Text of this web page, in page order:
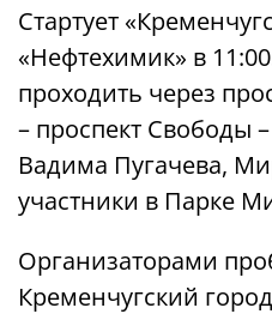
Стартует
«Нефтехимик» в
проходить через
– проспект Свободы
Вадима Пугачева,
участники в Парке
Организаторами
Кременчугский